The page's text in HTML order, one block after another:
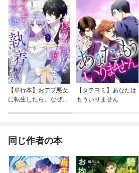
【単行本】おデブ悪女
に転生したら、なぜか
【タテヨミ】あなたは
もういりません
同じ作者の本